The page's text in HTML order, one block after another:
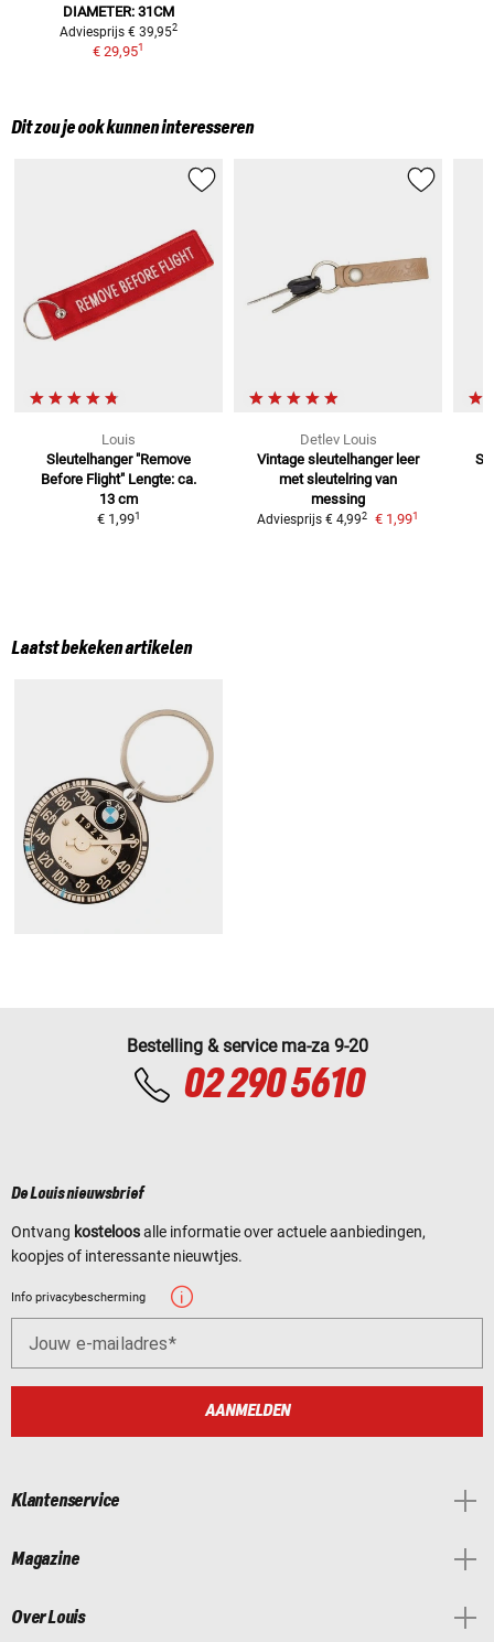
DIAMETER: 31CM
Adviesprijs € 39,952
€ 29,951
Dit zou je ook kunnen interesseren
Louis
Sleutelhanger "Remove
Before Flight" Lengte: ca.
13 cm
€ 1,991
Detlev Louis
Vintage sleutelhanger leer
met sleutelring van
messing
Adviesprijs € 4,992 € 1,991
Laatst bekeken artikelen
Bestelling & service ma-za 9-20
02 290 5610
De Louis nieuwsbrief
Ontvang kosteloosalle informatie over actuele aanbiedingen,
koopjes of interessante nieuwtjes.
Info privacybescherming
Jouw e-mailadres
AANMELDEN
Klantenservice
Magazine
Over Louis